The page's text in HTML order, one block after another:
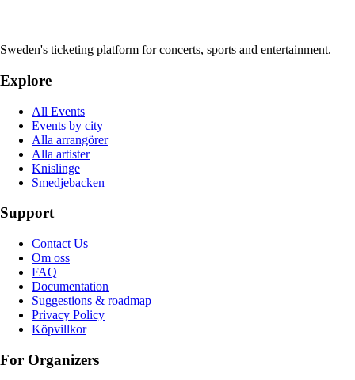
Sweden's ticketing platform for concerts, sports and entertainment.
Explore
All Events
Events by city
Alla arrangörer
Alla artister
Knislinge
Smedjebacken
Support
Contact Us
Om oss
FAQ
Documentation
Suggestions & roadmap
Privacy Policy
Köpvillkor
For Organizers